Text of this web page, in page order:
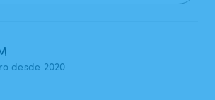
desde 2020